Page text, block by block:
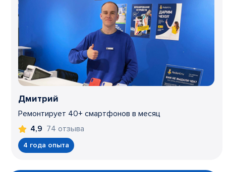
Дмитрий
Ремонтирует 40+ смартфонов в месяц
4,9 74 отзыва
4 года опыта